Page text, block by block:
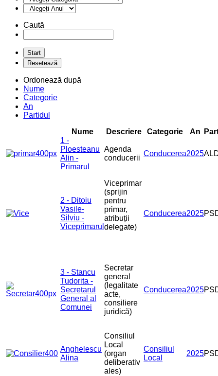
Caută
Ordonează după
Nume
Categorie
An
Partidul
Nume
Descriere Categorie An
1 -
Ploesteanu
Alin -
Primarul
Agenda
conducerii
Conducerea2025
2 - Ditoiu
Vasile-
Silviu -
Viceprimarul
Viceprimar
(sprijin
pentru
primar,
atribuții
delegate)
Conducerea2025
3 - Stancu
Tudorita -
Secretarul
General al
Comunei
Secretar
general
(legalitate
acte,
consiliere
juridică)
Conducerea2025
Anghelescu
Alina
Consiliul
Local
(organ
deliberativ
ales)
Consiliul
Local
2025